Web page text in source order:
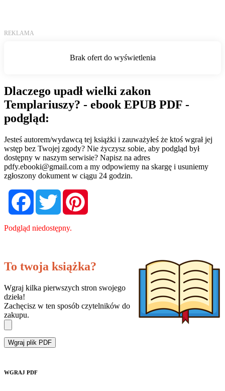
Dlaczego upadł wielki zakon
Templariuszy? - ebook EPUB PDF -
podgląd:
Jesteś autorem/wydawcą tej książki i zauważyłeś że ktoś wgrał jej
wstęp bez Twojej zgody? Nie życzysz sobie, aby podgląd był
dostępny w naszym serwisie? Napisz na adres
pdfy.ebooki@gmail.com a my odpowiemy na skargę i usuniemy
zgłoszony dokument w ciągu 24 godzin.
FacebookTwitter
Podgląd niedostępny.
To twoja książka?
Wgraj kilka pierwszych stron swojego
dzieła!
Zachęcisz w ten sposób czytelników do
zakupu.
Wgraj plik PDF
WGRAJ PDF